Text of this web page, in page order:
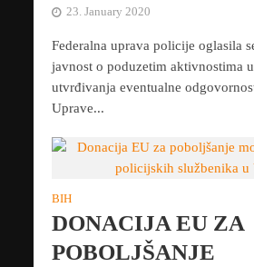
23. January 2020
Federalna uprava policije oglasila
javnost o poduzetim aktivnostima
utvrđivanja eventualne
Uprave...
BIH
DONACIJA EU ZA
POBOLJŠANJE